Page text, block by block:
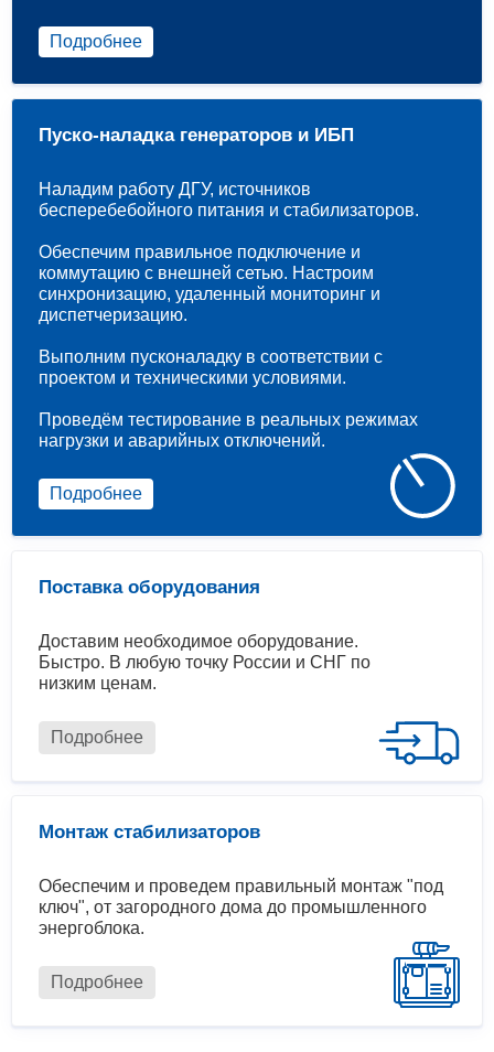
Подробнее
Поставка оборудования
Доставим необходимое оборудование.
Быстро. В любую точку России и СНГ по
низким ценам.
Подробнее
Монтаж стабилизаторов
Обеспечим и проведем правильный монтаж "под
ключ", от загородного дома до промышленного
энергоблока.
Подробнее
Пуско-наладка генераторов и ИБП
Наладим работу ДГУ, источников
бесперебебойного питания и стабилизаторов.
Обеспечим правильное подключение и
коммутацию с внешней сетью. Настроим
синхронизацию, удаленный мониторинг и
диспетчеризацию.
Выполним пусконаладку в соответствии с
проектом и техническими условиями.
Проведём тестирование в реальных режимах
нагрузки и аварийных отключений.
Подробнее